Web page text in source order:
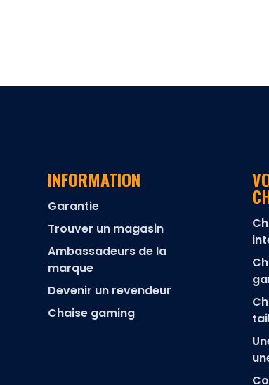
INFORMATION
Garantie
Trouver un magasin
Ambassadeurs de la
marque
Devenir un revendeur
Chaise gaming